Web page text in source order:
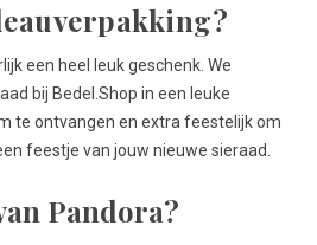
een heel leuk geschenk. We
bij Bedel.Shop in een leuke
te ontvangen en extra feestelijk om
feestje van jouw nieuwe sieraad.
Pandora?